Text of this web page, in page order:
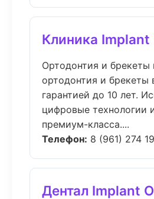
Клиника Implant
Ортодонтия и брекеты
ортодонтия и брекеты
гарантией до 10 лет.
цифровые технологии
премиум-класса....
Телефон: 8 (961) 274
Дентал Implant